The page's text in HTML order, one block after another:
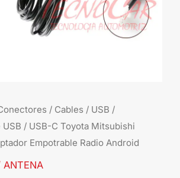
/ Cables / USB /
USB / USB-C Toyota Mitsubishi
Empotrable Radio Android